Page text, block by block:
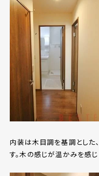
内装は木目調を基調とした
す。木の感じが温かみを感じ